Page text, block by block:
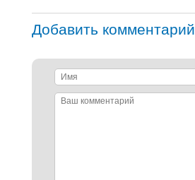
Добавить комментарий
Имя
Ваш